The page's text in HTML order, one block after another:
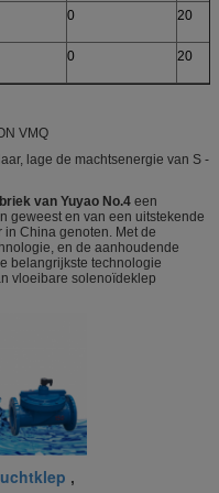
0 20
0 20
VMQ
lage de machtsenergie van S -
van Yuyao No.4 een
geweest en van een uitstekende
China genoten. Met de
en de aanhoudende
belangrijkste technologie
vloeibare solenoïdeklep
,